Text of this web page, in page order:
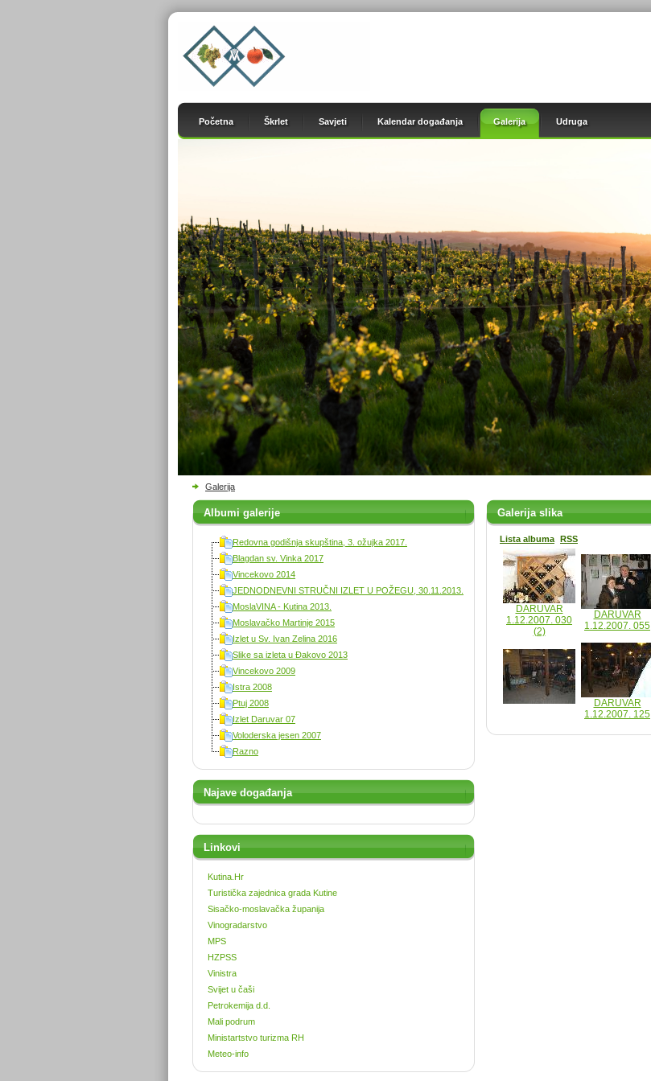
Početna Škrlet Savjeti Kalendar događanja Galerija Udruga
Galerija
Albumi galerije
Redovna godišnja skupština, 3. ožujka 2017.
Blagdan sv. Vinka 2017
Vincekovo 2014
JEDNODNEVNI STRUČNI IZLET U POŽEGU, 30.11.2013.
MoslaVINA - Kutina 2013.
Moslavačko Martinje 2015
Izlet u Sv. Ivan Zelina 2016
Slike sa izleta u Đakovo 2013
Vincekovo 2009
Istra 2008
Ptuj 2008
Izlet Daruvar 07
Voloderska jesen 2007
Razno
Najave događanja
Linkovi
Kutina.Hr
Turistička zajednica grada Kutine
Sisačko-moslavačka županija
Vinogradarstvo
MPS
HZPSS
Vinistra
Svijet u čaši
Petrokemija d.d.
Mali podrum
Ministartstvo turizma RH
Meteo-info
Galerija slika
Lista albuma RSS
DARUVAR
1.12.2007. 030
(2)
DARUVAR
1.12.2007. 055
DARUVAR
1.12.2007. 125